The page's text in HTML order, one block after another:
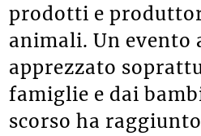
prodotti e
animali. Un evento
apprezzato
famiglie e dai
scorso ha